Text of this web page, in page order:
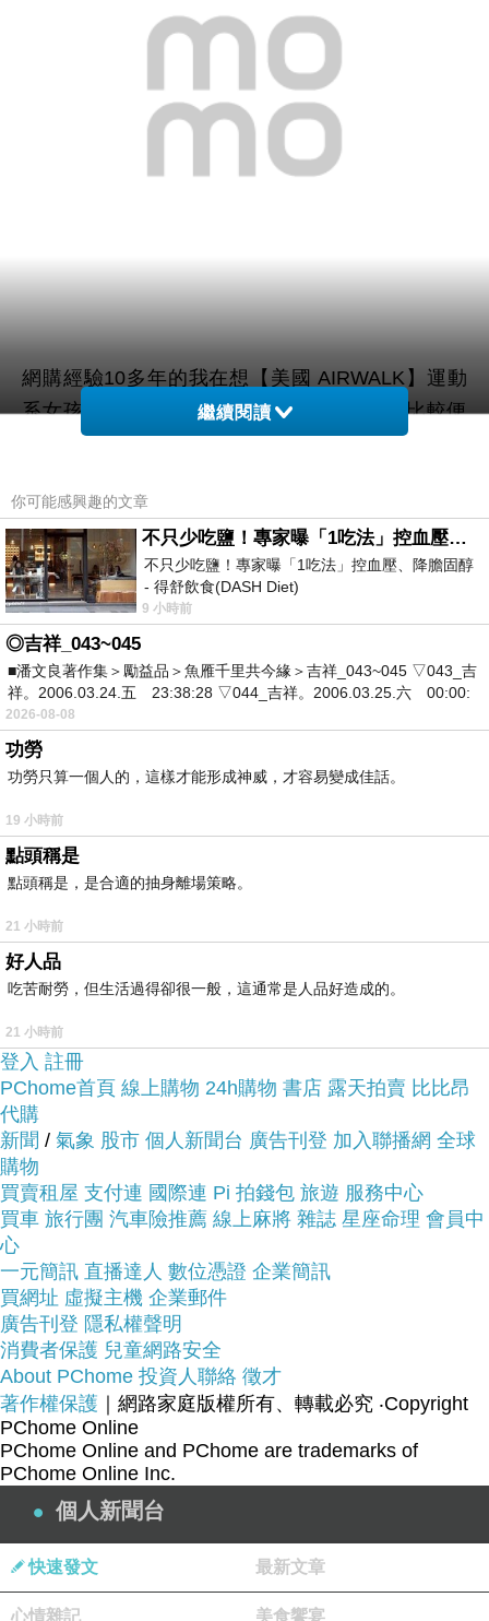
網購經驗10多年的我在想【美國 AIRWALK】運動
系女孩緊身長袖T(淺橘)在網路上買應該會比較便
而且24小時都能買，上網慢慢挑選，慢慢比價，不
用等店家開門也不用看店員臉色，這麼方便當
然選擇在網路上購買~~
於是我也參考了其他網友【美國 AIRWALK】運動
系女孩緊身長袖T(淺橘)的推薦開箱文及心得分享!
找了很多【美國 AIRWALK】運動系女孩緊身長袖
T(淺橘)評論跟比價的結果，還有哪裡買最便宜划
算，發現它真的很不錯!!
而且在網路上購買，品質有保障又有七天鑑
貴!
看【美國 AIRWALK】運動系女孩緊身長袖T(淺
橘)~~
商品網址:
繼續閱讀
你可能感興趣的文章
不只少吃鹽！專家曝「1吃法」控血壓、降膽固醇 - 得舒飲食(DASH Diet)
不只少吃鹽！專家曝「1吃法」控血壓、降膽固醇
- 得舒飲食(DASH Diet)
https://www.facebook.com/dietitiansophia/posts/
9 小時前
◎吉祥_043~045
■潘文良著作集＞勵益品＞魚雁千里共今緣＞吉祥_043~045 ▽043_吉
祥。2006.03.24.五 23:38:28 ▽044_吉祥。2006.03.25.六 00:00:
2026-08-08
功勞
功勞只算一個人的，這樣才能形成神威，才容易變成佳話。
19 小時前
點頭稱是
點頭稱是，是合適的抽身離場策略。
21 小時前
好人品
吃苦耐勞，但生活過得卻很一般，這通常是人品好造成的。
21 小時前
登入 註冊
PChome首頁 線上購物 24h購物 書店 露天拍賣 比比昂
代購
新聞 / 氣象 股市 個人新聞台 廣告刊登 加入聯播網 全球
購物
買賣租屋 支付連 國際連 Pi 拍錢包 旅遊 服務中心
買車 旅行團 汽車險推薦 線上麻將 雜誌 星座命理 會員中
心
一元簡訊 直播達人 數位憑證 企業簡訊
買網址 虛擬主機 企業郵件
廣告刊登 隱私權聲明
消費者保護 兒童網路安全
About PChome 投資人聯絡 徵才
著作權保護 ｜網路家庭版權所有、轉載必究 ‧Copyright
PChome Online
PChome Online and PChome are trademarks of
PChome Online Inc.
個人新聞台
快速發文 最新文章
心情雜記 美食饗宴